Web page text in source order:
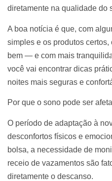
diretamente na qualidade do
A boa notícia é que, com
simples e os produtos
bem — e com mais
você vai encontrar dicas
noites mais seguras e
Por que o sono pode ser
O período de adaptação à
desconfortos físicos e
bolsa, a necessidade de
receio de vazamentos são
diretamente o descanso.